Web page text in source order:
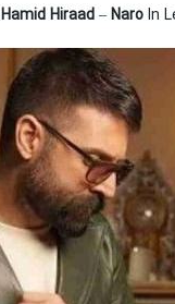
Hamid Hiraad– NaroIn